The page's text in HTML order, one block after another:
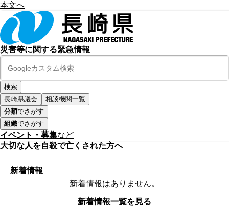
本文へ
災害等に関する緊急情報
長崎県議会
相談機関一覧
分類でさがす
組織でさがす
イベント・募集など
大切な人を自殺で亡くされた方へ
新着情報
新着情報はありません。
新着情報一覧を見る